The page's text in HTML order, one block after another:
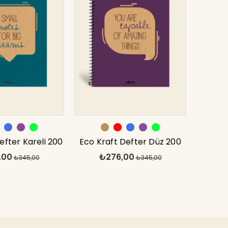
Kareli 200
17x24 cm
₺345,00
Eco Kraft Defter Düz 200
syf Mor 17x24 cm
₺276,00 ₺345,00